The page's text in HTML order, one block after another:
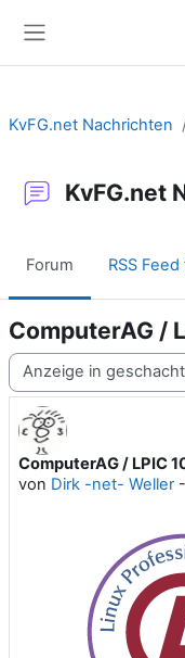
KvFG.net Nachrichten
KvFG.net
Forum RSS
ComputerAG /
Anzeigemodus
ComputerAG / LPIC
von Dirk -net- Weller-
Anzahl Antworten: 0